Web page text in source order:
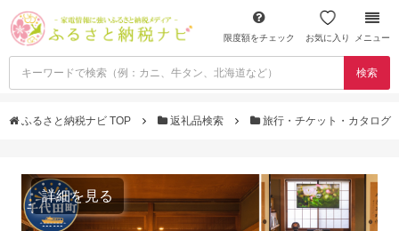
限度額をチェック お気に入り メニュー
検索
ふるさと納税ナビ TOP 返礼品検索 旅行・チケット・カタログ
詳細を見る